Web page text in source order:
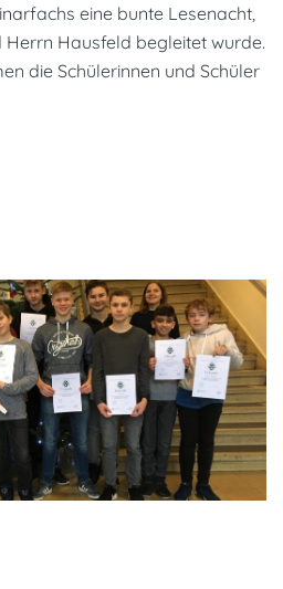
eine bunte Lesenacht,
Hausfeld begleitet wurde.
die Schülerinnen und Schüler